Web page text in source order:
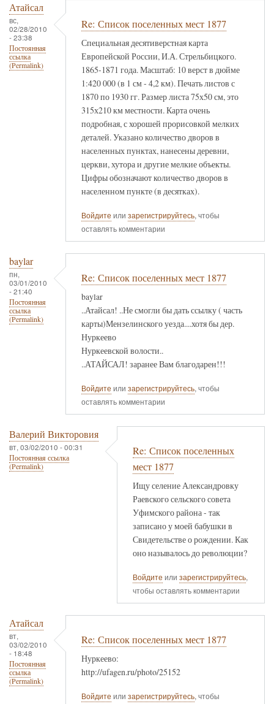
Атайсал
вс,
02/28/2010
- 23:38
Постоянная
ссылка
(Permalink)
Re: Список поселенных мест 1877
Специальная десятиверстная карта
Европейской России, И.А. Стрельбицкого.
1865-1871 года. Масштаб: 10 верст в дюйме
1:420 000 (в 1 см - 4,2 км). Печать листов с
1870 по 1930 гг. Размер листа 75х50 см, это
315х210 км местности. Карта очень
подробная, с хорошей прорисовкой мелких
деталей. Указано количество дворов в
населенных пунктах, нанесены деревни,
церкви, хутора и другие мелкие объекты.
Цифры обозначают количество дворов в
населенном пункте (в десятках).
Войдите или зарегистрируйтесь, чтобы
оставлять комментарии
baylar
пн,
03/01/2010
- 21:40
Постоянная
ссылка
(Permalink)
Re: Список поселенных мест 1877
baylar
..Атайсал! ..Не смогли бы дать ссылку ( часть
карты)Мензелинского уезда....хотя бы дер.
Нуркеево
Нуркеевской волости..
..АТАЙСАЛ! заранее Вам благодарен!!!
Войдите или зарегистрируйтесь, чтобы
оставлять комментарии
Валерий Викторовия
вт, 03/02/2010 - 00:31
Постоянная ссылка
(Permalink)
Re: Список поселенных
мест 1877
Ищу селение Александровку
Раевского сельского совета
Уфимского района - так
записано у моей бабушки в
Свидетельстве о рождении. Как
оно называлось до революции?
Войдите или зарегистрируйтесь,
чтобы оставлять комментарии
Атайсал
вт,
03/02/2010
- 18:48
Постоянная
ссылка
(Permalink)
Re: Список поселенных мест 1877
Нуркеево:
http://ufagen.ru/photo/25152
Войдите или зарегистрируйтесь, чтобы